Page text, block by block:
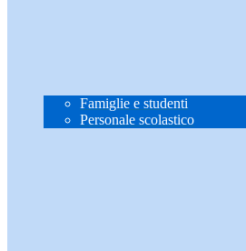
Famiglie e studenti
Personale scolastico